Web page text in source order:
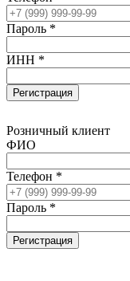
Пароль *
ИНН *
Регистрация
Розничный клиент
ФИО
Телефон *
Пароль *
Регистрация